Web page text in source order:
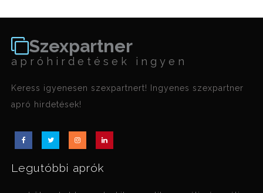
Szexpartner
apróhirdetések ingyen
Keress igyenesen szexpartnert! Ingyenes szexpartner
apró hirdetések!
Legutóbbi aprók